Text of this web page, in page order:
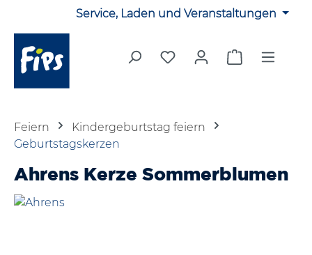
Zum Hauptinhalt springenService, Laden und Veranstaltungen
Du hast 0 Produkte auf
Warenkorb
Feiern
Kindergeburtstag feiern
Geburtstagskerzen
Ahrens Kerze Sommerblumen